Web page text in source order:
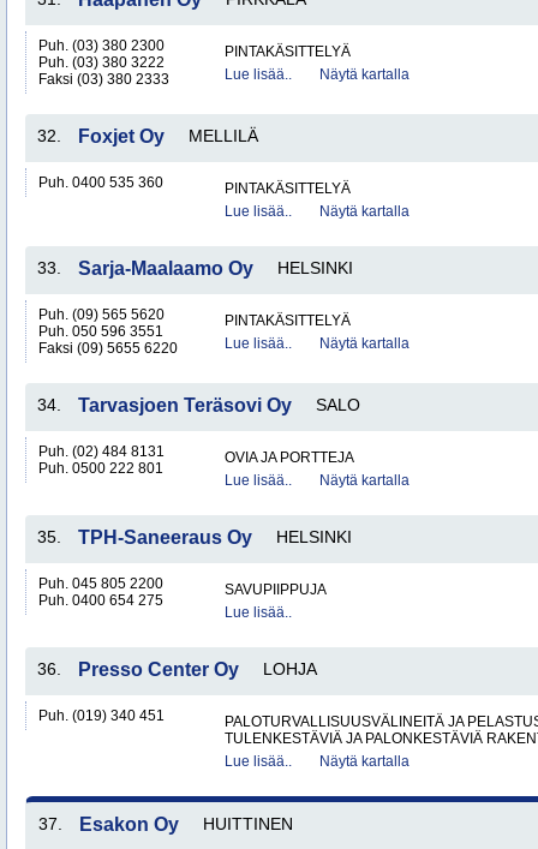
Puh. (03) 380 2300
Puh. (03) 380 3222
Faksi (03) 380 2333
PINTAKÄSITTELYÄ
Lue lisää..
Näytä kartalla
32. Foxjet Oy MELLILÄ
Puh. 0400 535 360
PINTAKÄSITTELYÄ
Lue lisää..
Näytä kartalla
33. Sarja-Maalaamo Oy HELSINKI
Puh. (09) 565 5620
Puh. 050 596 3551
Faksi (09) 5655 6220
PINTAKÄSITTELYÄ
Lue lisää..
Näytä kartalla
34. Tarvasjoen Teräsovi Oy SALO
Puh. (02) 484 8131
Puh. 0500 222 801
OVIA JA PORTTEJA
Lue lisää..
Näytä kartalla
35. TPH-Saneeraus Oy HELSINKI
Puh. 045 805 2200
Puh. 0400 654 275
SAVUPIIPPUJA
Lue lisää..
36. Presso Center Oy LOHJA
Puh. (019) 340 451
PALOTURVALLISUUSVÄLINEITÄ JA
TULENKESTÄVIÄ JA PALONKESTÄVIÄ
Lue lisää..
Näytä kartalla
37. Esakon Oy HUITTINEN